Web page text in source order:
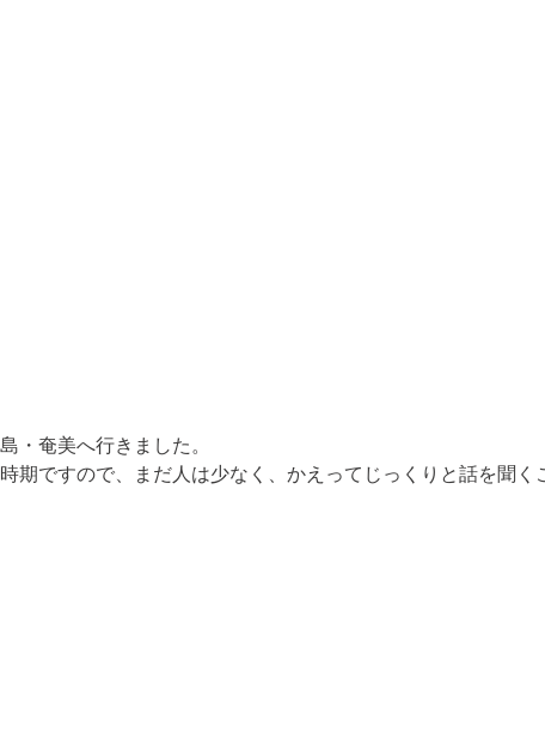
・奄美へ行きました。
期ですので、まだ人は少なく、かえってじっくりと話を聞く